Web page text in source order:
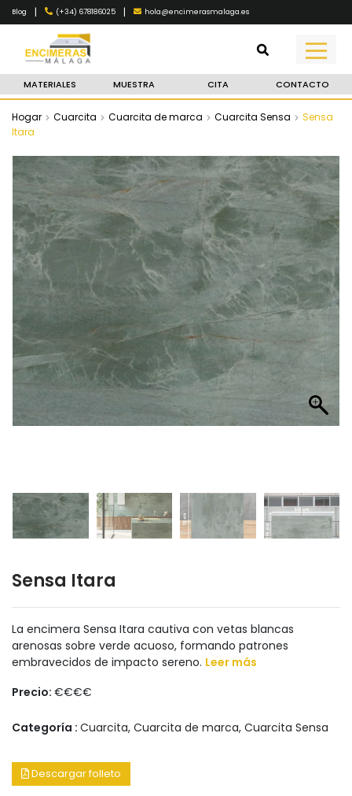
Blog | (+34) 678186025 | hola@encimerasmalaga.es
MATERIALES MUESTRA CITA CONTACTO
Hogar Cuarcita Cuarcita de marca Cuarcita Sensa
Sensa
Itara
Sensa Itara
La encimera Sensa Itara cautiva con vetas blancas
arenosas sobre verde acuoso, formando patrones
embravecidos de impacto sereno. Leer más
Precio: €€€€
Categoría : Cuarcita, Cuarcita de marca, Cuarcita Sensa
Descargar folleto